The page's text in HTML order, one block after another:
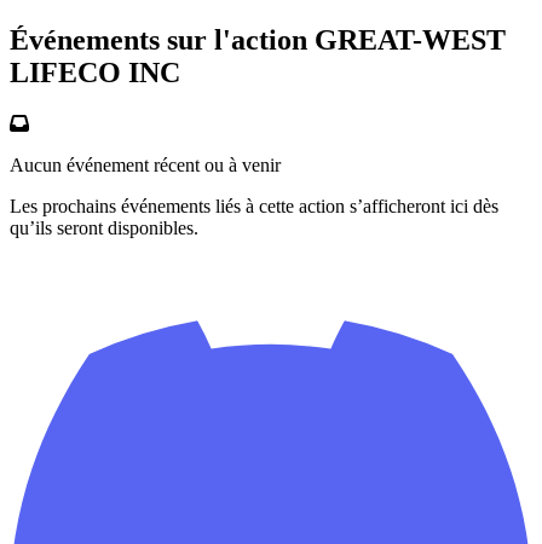
Événements sur l'action GREAT-WEST
LIFECO INC
Aucun événement récent ou à venir
Les prochains événements liés à cette action s’afficheront ici dès
qu’ils seront disponibles.